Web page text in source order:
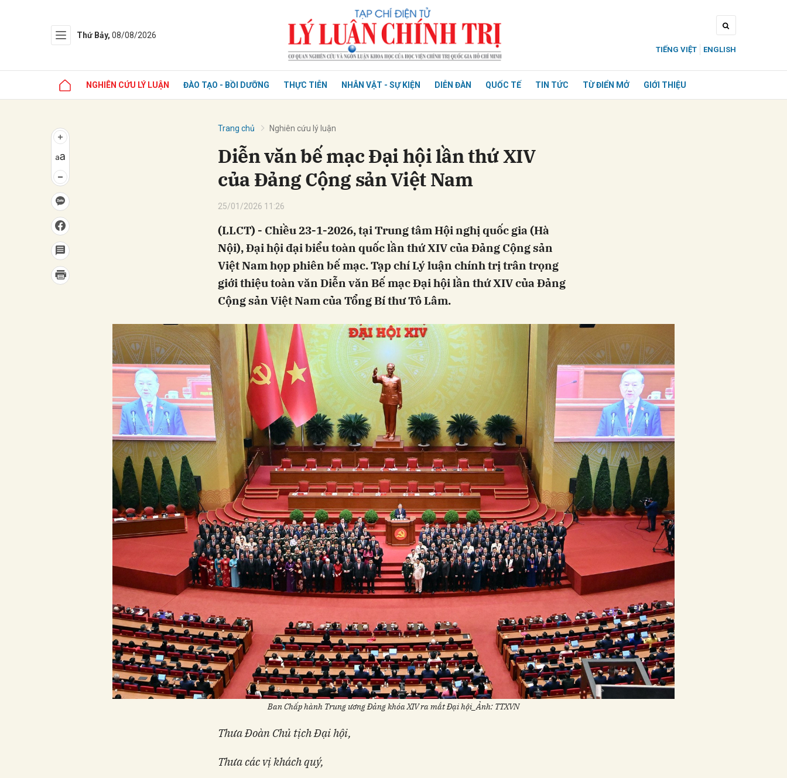
Thứ Bảy, 08/08/2026
TIẾNG VIỆT ENGLISH
NGHIÊN CỨU LÝ LUẬN ĐÀO TẠO - BỒI DƯỠNG THỰC TIỄN NHÂN VẬT - SỰ KIỆN DIỄN ĐÀN QUỐC TẾ TIN TỨC TỪ ĐIỂN MỞ GIỚI THIỆU
Trang chủ Nghiên cứu lý luận
Diễn văn bế mạc Đại hội lần thứ XIV
của Đảng Cộng sản Việt Nam
25/01/2026 11:26
(LLCT) - Chiều 23-1-2026, tại Trung tâm Hội nghị quốc gia (Hà
Nội), Đại hội đại biểu toàn quốc lần thứ XIV của Đảng Cộng sản
Việt Nam họp phiên bế mạc. Tạp chí Lý luận chính trị trân trọng
giới thiệu toàn văn Diễn văn Bế mạc Đại hội lần thứ XIV của Đảng
Cộng sản Việt Nam của Tổng Bí thư Tô Lâm.
Ban Chấp hành Trung ương Đảng khóa XIV ra mắt Đại hội_Ảnh: TTXVN
Thưa Đoàn Chủ tịch Đại hội,
Thưa các vị khách quý,